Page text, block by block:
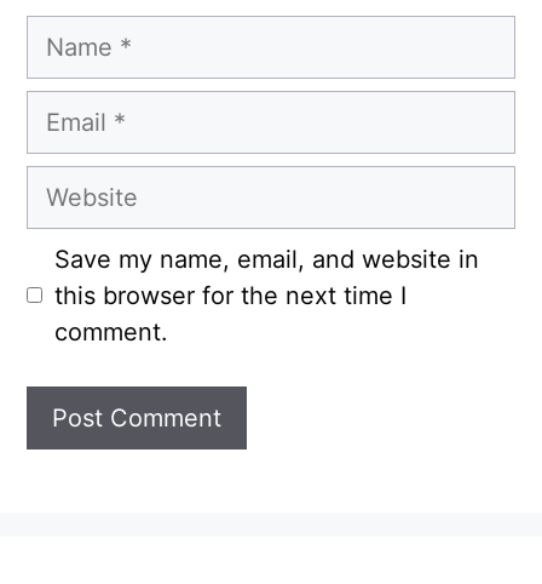
Name
Email
Website
Save my name, email, and website in
this browser for the next time I
comment.